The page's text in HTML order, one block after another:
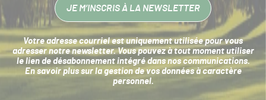
JE M’INSCRIS À LA NEWSLETTER
Votre adresse courriel est uniquement utilisée pour vous
adresser notre newsletter. Vous pouvez à tout moment utiliser
le lien de désabonnement intégré dans nos communications.
En savoir plus sur la gestion de vos données à caractère
personnel.